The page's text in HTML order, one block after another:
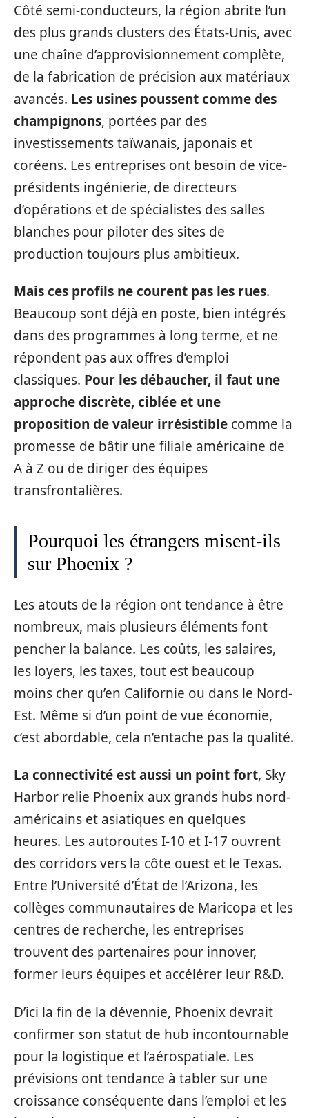
Côté semi-conducteurs, la région abrite l’un
des plus grands clusters des États-Unis, avec
une chaîne d’approvisionnement complète,
de la fabrication de précision aux matériaux
avancés. Les usines poussent comme des
champignons, portées par des
investissements taïwanais, japonais et
coréens. Les entreprises ont besoin de vice-
présidents ingénierie, de directeurs
d’opérations et de spécialistes des salles
blanches pour piloter des sites de
production toujours plus ambitieux.
Mais ces profils ne courent pas les rues.
Beaucoup sont déjà en poste, bien intégrés
dans des programmes à long terme, et ne
répondent pas aux offres d’emploi
classiques. Pour les débaucher, il faut une
approche discrète, ciblée et une
proposition de valeur irrésistible comme la
promesse de bâtir une filiale américaine de
A à Z ou de diriger des équipes
transfrontalières.
Pourquoi les étrangers misent-ils
sur Phoenix ?
Les atouts de la région ont tendance à être
nombreux, mais plusieurs éléments font
pencher la balance. Les coûts, les salaires,
les loyers, les taxes, tout est beaucoup
moins cher qu’en Californie ou dans le Nord-
Est. Même si d’un point de vue économie,
c’est abordable, cela n’entache pas la qualité.
La connectivité est aussi un point fort, Sky
Harbor relie Phoenix aux grands hubs nord-
américains et asiatiques en quelques
heures. Les autoroutes I-10 et I-17 ouvrent
des corridors vers la côte ouest et le Texas.
Entre l’Université d’État de l’Arizona, les
collèges communautaires de Maricopa et les
centres de recherche, les entreprises
trouvent des partenaires pour innover,
former leurs équipes et accélérer leur R&D.
D’ici la fin de la dévennie, Phoenix devrait
confirmer son statut de hub incontournable
pour la logistique et l’aérospatiale. Les
prévisions ont tendance à tabler sur une
croissance conséquente dans l’emploi et les